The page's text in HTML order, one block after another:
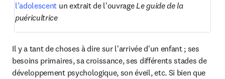
l’adolescent un extrait de l'ouvrage Le guide de la
puéricultrice
Il y a tant de choses à dire sur l'arrivée d'un enfant ; ses
besoins primaires, sa croissance, ses différents stades de
développement psychologique, son éveil, etc. Si bien que